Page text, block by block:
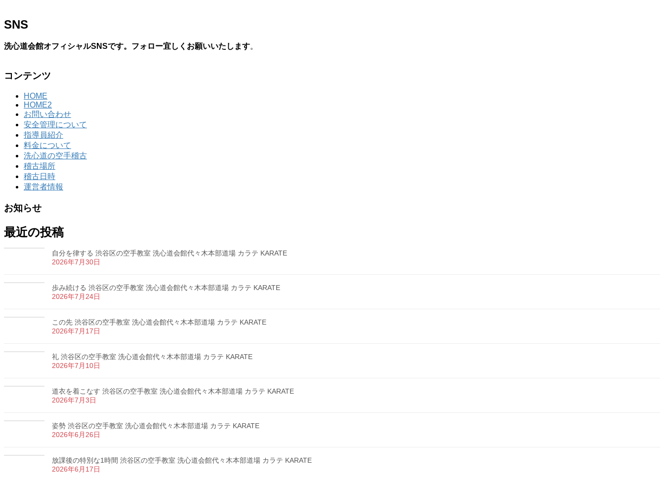
SNS
洗心道会館オフィシャルSNSです。フォロー宜しくお願いいたします。
コンテンツ
HOME
HOME2
お問い合わせ
安全管理について
指導員紹介
料金について
洗心道の空手稽古
稽古場所
稽古日時
運営者情報
お知らせ
最近の投稿
自分を律する 渋谷区の空手教室 洗心道会館代々木本部道場 カラテ KARATE
2026年7月30日
歩み続ける 渋谷区の空手教室 洗心道会館代々木本部道場 カラテ KARATE
2026年7月24日
この先 渋谷区の空手教室 洗心道会館代々木本部道場 カラテ KARATE
2026年7月17日
礼 渋谷区の空手教室 洗心道会館代々木本部道場 カラテ KARATE
2026年7月10日
道衣を着こなす 渋谷区の空手教室 洗心道会館代々木本部道場 カラテ KARATE
2026年7月3日
姿勢 渋谷区の空手教室 洗心道会館代々木本部道場 カラテ KARATE
2026年6月26日
放課後の特別な1時間 渋谷区の空手教室 洗心道会館代々木本部道場 カラテ KARATE
2026年6月17日